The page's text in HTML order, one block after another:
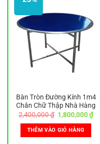
Bàn Tròn Đường Kính 1m4
Chân Chữ Thập Nhà Hàng
2,400,000₫ Giá
gốc
là:
2,400,000 ₫.
1,800,000₫Giá
THÊM VÀO GIỎ HÀNG